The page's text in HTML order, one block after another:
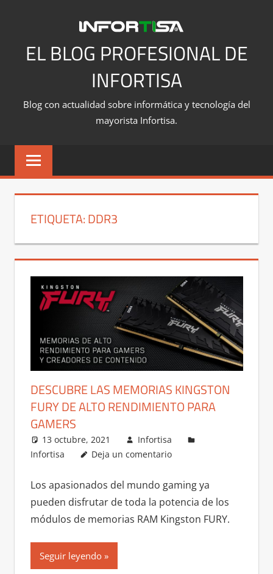
contenidoEL BLOG PROFESIONAL DE
INFORTISA
Blog con actualidad sobre informática y tecnología del
mayorista Infortisa.
ETIQUETA:DDR3
DESCUBRE LAS MEMORIAS KINGSTON
FURY DE ALTO RENDIMIENTO PARA
GAMERS
13 octubre, 2021
Infortisa
Infortisa
Deja un comentario
Los apasionados del mundo gaming ya
pueden disfrutar de toda la potencia de los
módulos de memorias RAM Kingston FURY.
Seguir leyendo